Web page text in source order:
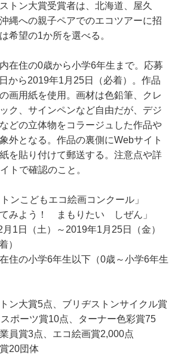
トン大賞受賞者は、北海道、屋久
縄への親子ペアでのエコツアーに招
希望の1か所を選べる。
在住の0歳から小学6年生まで。応募
から2019年1月25日（必着）。作品
画用紙を使用。画材は色鉛筆、クレ
ク、サインペンなど自由だが、デジ
どの立体物をコラージュした作品や
外となる。作品の裏側にWebサイト
を貼り付けて郵送する。注意点や詳
トで確認のこと。
ンこどもエコ絵画コンクール」
みよう！ まもりたい しぜん」
1日（土）～2019年1月25日（金）
）
住の小学6年生以下（0歳～小学6年生
ン大賞5点、ブリヂストンサイクル賞
ポーツ賞10点、ターナー色彩賞75
員賞3点、エコ絵画賞2,000点
20団体